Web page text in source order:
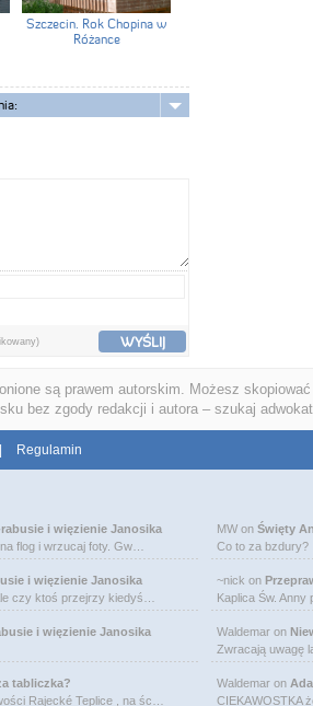
Szczecin. Rok Chopina w
Różance
WYŚLIJ
są prawem autorskim. Możesz
bez zgody redakcji i autora – szukaj
Regulamin
i więzienie Janosika
flog i wrzucaj foty. Gw…
i więzienie Janosika
czy ktoś przejrzy kiedyś…
i więzienie Janosika
tabliczka?
Rajecké Teplice , na śc…
MW on Święty
Co to za bzdury?
~nick on
Kaplica Św.
Waldemar on
Zwracają uwagę
Waldemar on
CIEKAWOSTKA